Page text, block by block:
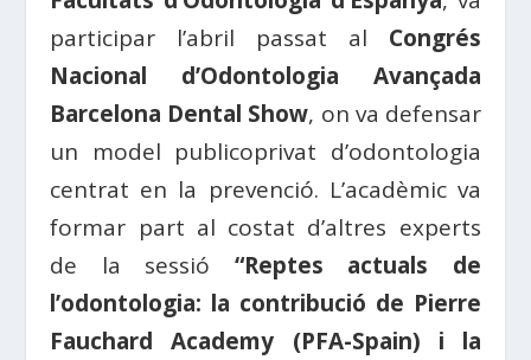
participar l’abril passat al Congrés
Nacional d’Odontologia Avançada
Barcelona Dental Show, on va defensar
un model publicoprivat d’odontologia
centrat en la prevenció. L’acadèmic va
formar part al costat d’altres experts
de la sessió “Reptes actuals de
l’odontologia: la contribució de Pierre
Fauchard Academy (PFA-Spain) i la